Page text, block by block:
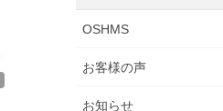
OSHMS
お客様の声
お知らせ